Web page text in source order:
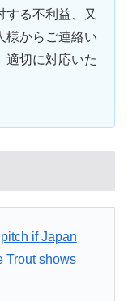
する不利益、又
様からご連絡い
適切に対応いた
if Japan
Trout shows